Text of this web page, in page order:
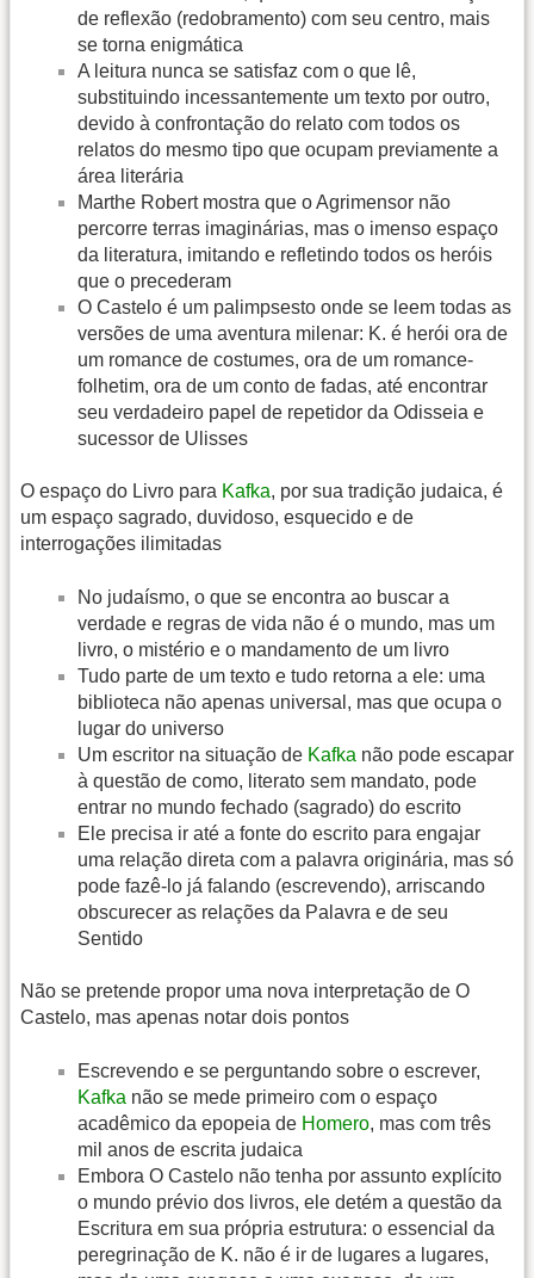
de reflexão (redobramento) com seu centro, mais
se torna enigmática
A leitura nunca se satisfaz com o que lê,
substituindo incessantemente um texto por outro,
devido à confrontação do relato com todos os
relatos do mesmo tipo que ocupam previamente a
área literária
Marthe Robert mostra que o Agrimensor não
percorre terras imaginárias, mas o imenso espaço
da literatura, imitando e refletindo todos os heróis
que o precederam
O Castelo é um palimpsesto onde se leem todas as
versões de uma aventura milenar: K. é herói ora de
um romance de costumes, ora de um romance-
folhetim, ora de um conto de fadas, até encontrar
seu verdadeiro papel de repetidor da Odisseia e
sucessor de Ulisses
O espaço do Livro para Kafka, por sua tradição judaica, é
um espaço sagrado, duvidoso, esquecido e de
interrogações ilimitadas
No judaísmo, o que se encontra ao buscar a
verdade e regras de vida não é o mundo, mas um
livro, o mistério e o mandamento de um livro
Tudo parte de um texto e tudo retorna a ele: uma
biblioteca não apenas universal, mas que ocupa o
lugar do universo
Um escritor na situação de Kafka não pode escapar
à questão de como, literato sem mandato, pode
entrar no mundo fechado (sagrado) do escrito
Ele precisa ir até a fonte do escrito para engajar
uma relação direta com a palavra originária, mas só
pode fazê-lo já falando (escrevendo), arriscando
obscurecer as relações da Palavra e de seu
Sentido
Não se pretende propor uma nova interpretação de O
Castelo, mas apenas notar dois pontos
Escrevendo e se perguntando sobre o escrever,
Kafka não se mede primeiro com o espaço
acadêmico da epopeia de Homero, mas com três
mil anos de escrita judaica
Embora O Castelo não tenha por assunto explícito
o mundo prévio dos livros, ele detém a questão da
Escritura em sua própria estrutura: o essencial da
peregrinação de K. não é ir de lugares a lugares,